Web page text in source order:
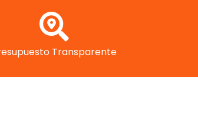
Transparente